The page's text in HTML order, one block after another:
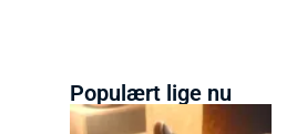
Populært lige nu